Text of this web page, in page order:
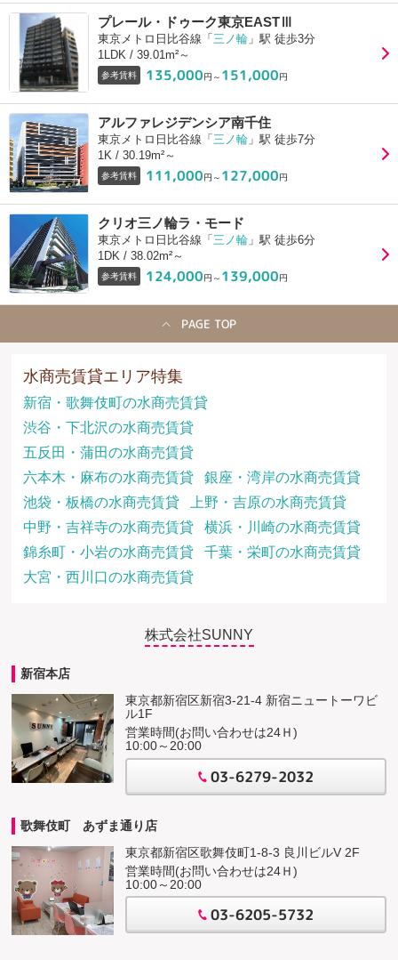
プレール・ドゥーク東京EASTⅢ
東京メトロ日比谷線「 三ノ輪 」駅 徒歩3分
1LDK / 39.01m²～
参考賃料 135,000円～ 151,000円
アルファレジデンシア南千住
東京メトロ日比谷線「 三ノ輪 」駅 徒歩7分
1K / 30.19m²～
参考賃料 111,000円～ 127,000円
クリオ三ノ輪ラ・モード
東京メトロ日比谷線「 三ノ輪 」駅 徒歩6分
1DK / 38.02m²～
参考賃料 124,000円～ 139,000円
PAGE TOP
水商売賃貸エリア特集
新宿・歌舞伎町の水商売賃貸
渋谷・下北沢の水商売賃貸
五反田・蒲田の水商売賃貸
六本木・麻布の水商売賃貸
銀座・湾岸の水商売賃貸
池袋・板橋の水商売賃貸
上野・吉原の水商売賃貸
中野・吉祥寺の水商売賃貸
横浜・川崎の水商売賃貸
錦糸町・小岩の水商売賃貸
千葉・栄町の水商売賃貸
大宮・西川口の水商売賃貸
株式会社SUNNY
新宿本店
東京都新宿区新宿3-21-4 新宿ニュートーワビ
ル1F
営業時間(お問い合わせは24Ｈ)
10:00～20:00
03-6279-2032
歌舞伎町 あずま通り店
東京都新宿区歌舞伎町1-8-3 良川ビルV 2F
営業時間(お問い合わせは24Ｈ)
10:00～20:00
03-6205-5732